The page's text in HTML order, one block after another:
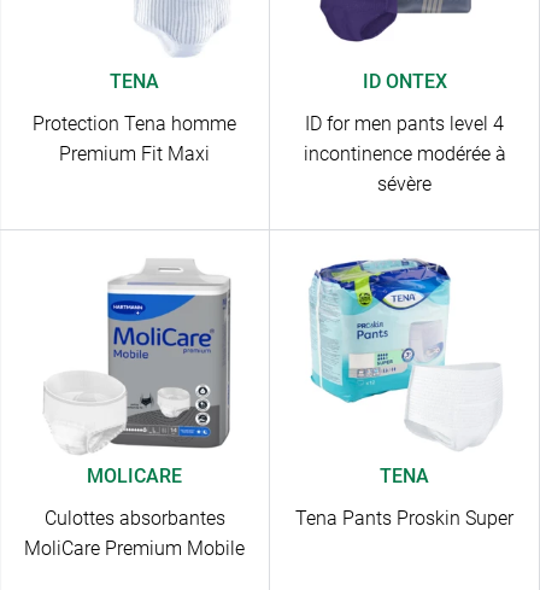
TENA
Protection Tena homme
Premium Fit Maxi
ID ONTEX
ID for men pants level 4
incontinence modérée à
sévère
MOLICARE
Culottes absorbantes
MoliCare Premium Mobile
TENA
Tena Pants Proskin Super